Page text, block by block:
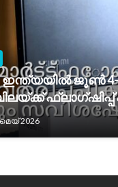
ഇന്ത്യയിൽ ജൂൺ
2026